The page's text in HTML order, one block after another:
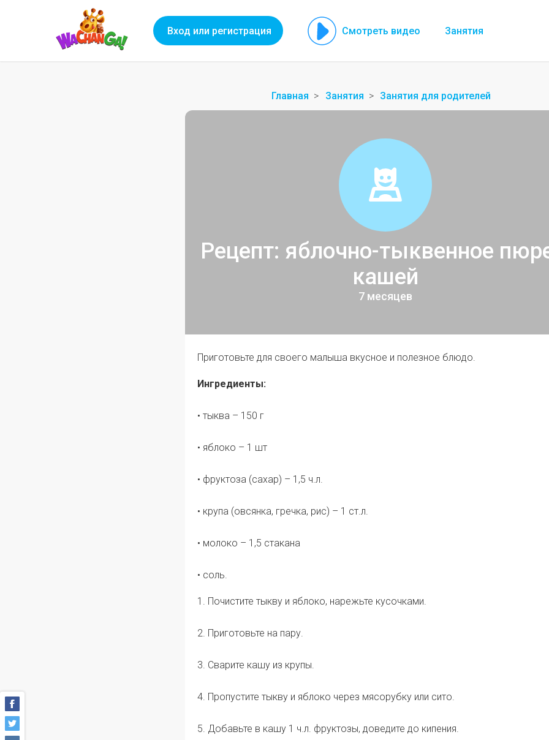
Вход или регистрация Смотреть видео Занятия
Главная Занятия Занятия для родителей
Рецепт: яблочно-тыквенное
кашей
7 месяцев
Приготовьте для своего малыша вкусное и полезное блюдо.
Ингредиенты:
• тыква – 150 г
• яблоко – 1 шт
• фруктоза (сахар) – 1,5 ч.л.
• крупа (овсянка, гречка, рис) – 1 ст.л.
• молоко – 1,5 стакана
• соль.
1. Почистите тыкву и яблоко, нарежьте кусочками.
2. Приготовьте на пару.
3. Сварите кашу из крупы.
4. Пропустите тыкву и яблоко через мясорубку или сито.
5. Добавьте в кашу 1 ч.л. фруктозы, доведите до кипения.